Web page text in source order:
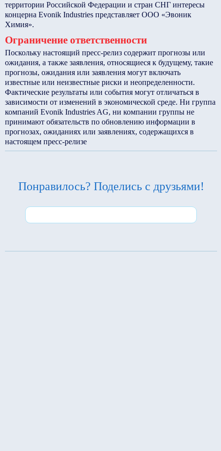
территории Российской Федерации и стран СНГ интересы
концерна Evonik Industries представляет ООО «Эвоник
Химия».
Ограничение ответственности
Поскольку настоящий пресс-релиз содержит прогнозы или
ожидания, а также заявления, относящиеся к будущему, такие
прогнозы, ожидания или заявления могут включать
известные или неизвестные риски и неопределенности.
Фактические результаты или события могут отличаться в
зависимости от изменений в экономической среде. Ни группа
компаний Evonik Industries AG, ни компании группы не
принимают обязательств по обновлению информации в
прогнозах, ожиданиях или заявлениях, содержащихся в
настоящем пресс-релизе
Понравилось? Поделись с друзьями!